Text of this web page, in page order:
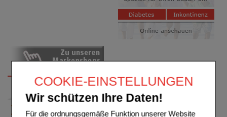
COOKIE-EINSTELLUNGEN
Wir schützen Ihre Daten!
Für die ordnungsgemäße Funktion unserer Website